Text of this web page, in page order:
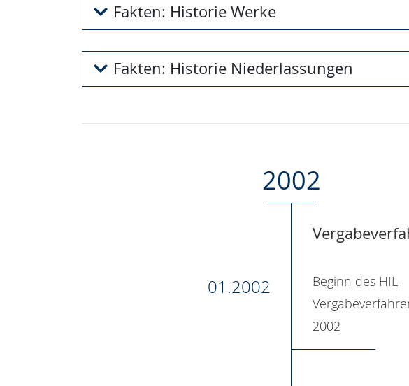
Text ausklappen
Fakten: Historie Werke
Text ausklappen
Fakten: Historie Niederlassungen
2002
Beginn des HIL-
2002
01.2002